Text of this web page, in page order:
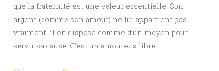
que la fraternité est une valeur essentielle. Son
argent (comme son amour) ne lui appartient pas
vraiment, il en dispose comme d’un moyen pour
servir sa cause. C’est un amoureux libre.